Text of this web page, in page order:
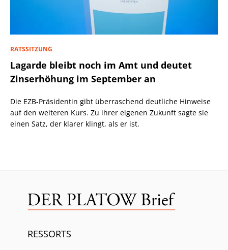
RATSSITZUNG
Lagarde bleibt noch im Amt und deutet
Zinserhöhung im September an
Die EZB-Präsidentin gibt überraschend deutliche Hinweise
auf den weiteren Kurs. Zu ihrer eigenen Zukunft sagte sie
einen Satz, der klarer klingt, als er ist.
RESSORTS